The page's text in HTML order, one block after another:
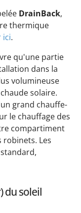
DrainBack,
thermique
ici.
qu'une partie
dans la
volumineuse
solaire.
grand chauffe-
le chauffage des
compartiment
robinets. Les
du soleil